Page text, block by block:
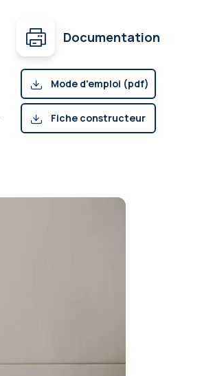
Documentation
Mode d'emploi (pdf)
Fiche constructeur